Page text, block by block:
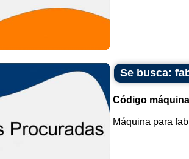
Se busca:
Código
Máquina para